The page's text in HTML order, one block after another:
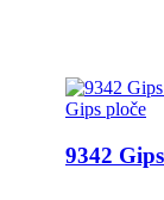
Gips ploče
9342